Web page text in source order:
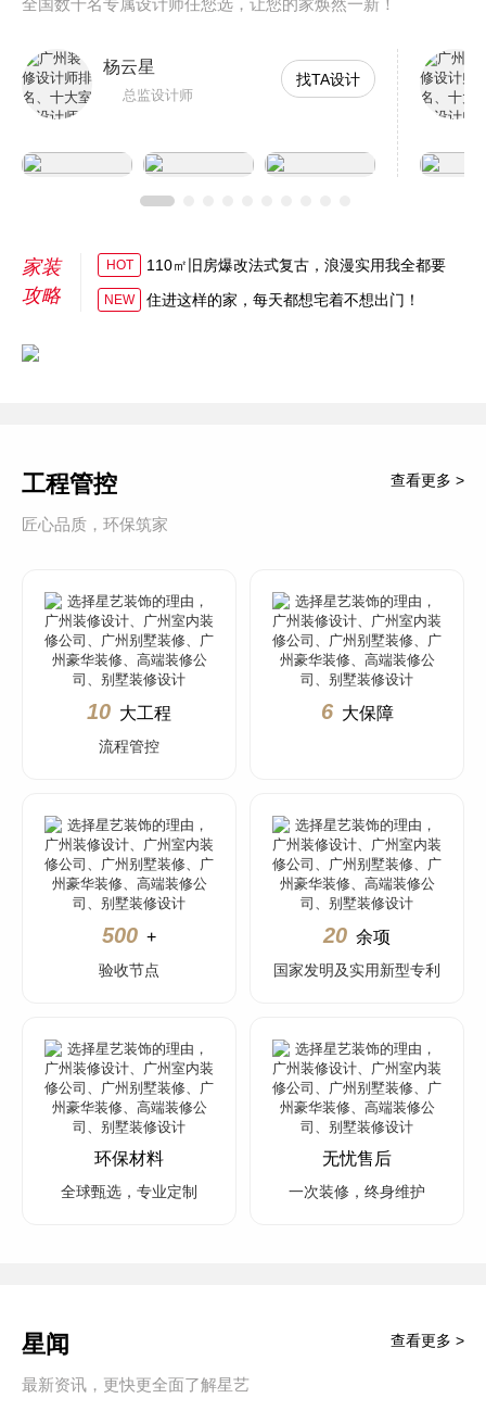
全国数千名专属设计师任您选，让您的家焕然一新！
杨云星
总监设计师
找TA设计
家装
攻略
HOT 110㎡旧房爆改法式复古，浪漫实用我全都要
NEW 住进这样的家，每天都想宅着不想出门！
工程管控
匠心品质，环保筑家
查看更多 >
10 大工程
流程管控
6 大保障
500 +
验收节点
20 余项
国家发明及实用新型专利
环保材料
全球甄选，专业定制
无忧售后
一次装修，终身维护
星闻
最新资讯，更快更全面了解星艺
查看更多 >